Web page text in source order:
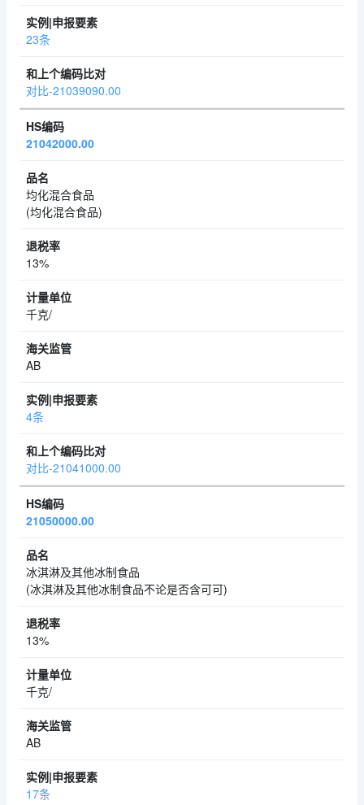
23条
对比-21039090.00
21042000.00
均化混合食品
(均化混合食品)
13%
千克/
AB
4条
对比-21041000.00
21050000.00
冰淇淋及其他冰制食品
(冰淇淋及其他冰制食品不论是否含可可)
13%
千克/
AB
17条